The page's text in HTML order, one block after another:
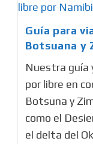
Guía para
Botsuana y
Nuestra guía
por libre en
Botsuna y
como el
el delta del